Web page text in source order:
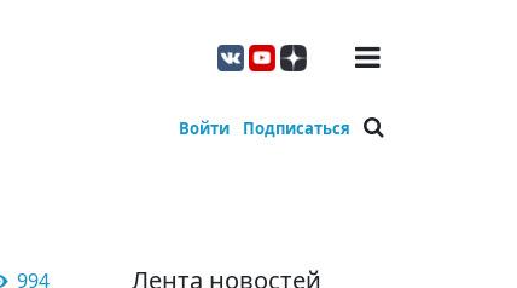
Войти Подписаться
994 Лента новостей